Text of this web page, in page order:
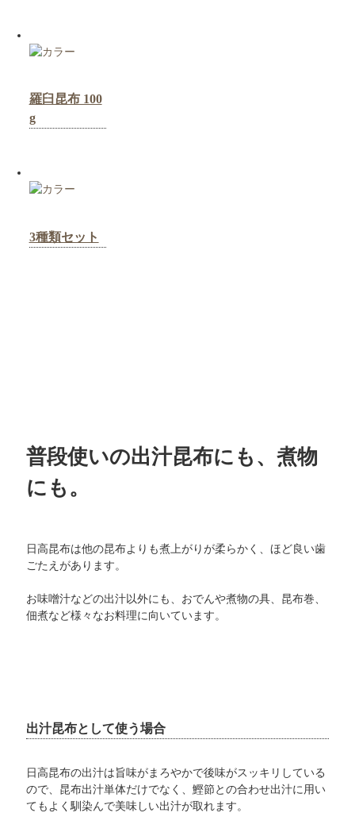
羅臼昆布 100
g
3種類セット
普段使いの出汁昆布にも、煮物
にも。
日高昆布は他の昆布よりも煮上がりが柔らかく、ほど良い歯
ごたえがあります。
お味噌汁などの出汁以外にも、おでんや煮物の具、昆布巻、
佃煮など様々なお料理に向いています。
出汁昆布として使う場合
日高昆布の出汁は旨味がまろやかで後味がスッキリしている
ので、昆布出汁単体だけでなく、鰹節との合わせ出汁に用い
てもよく馴染んで美味しい出汁が取れます。